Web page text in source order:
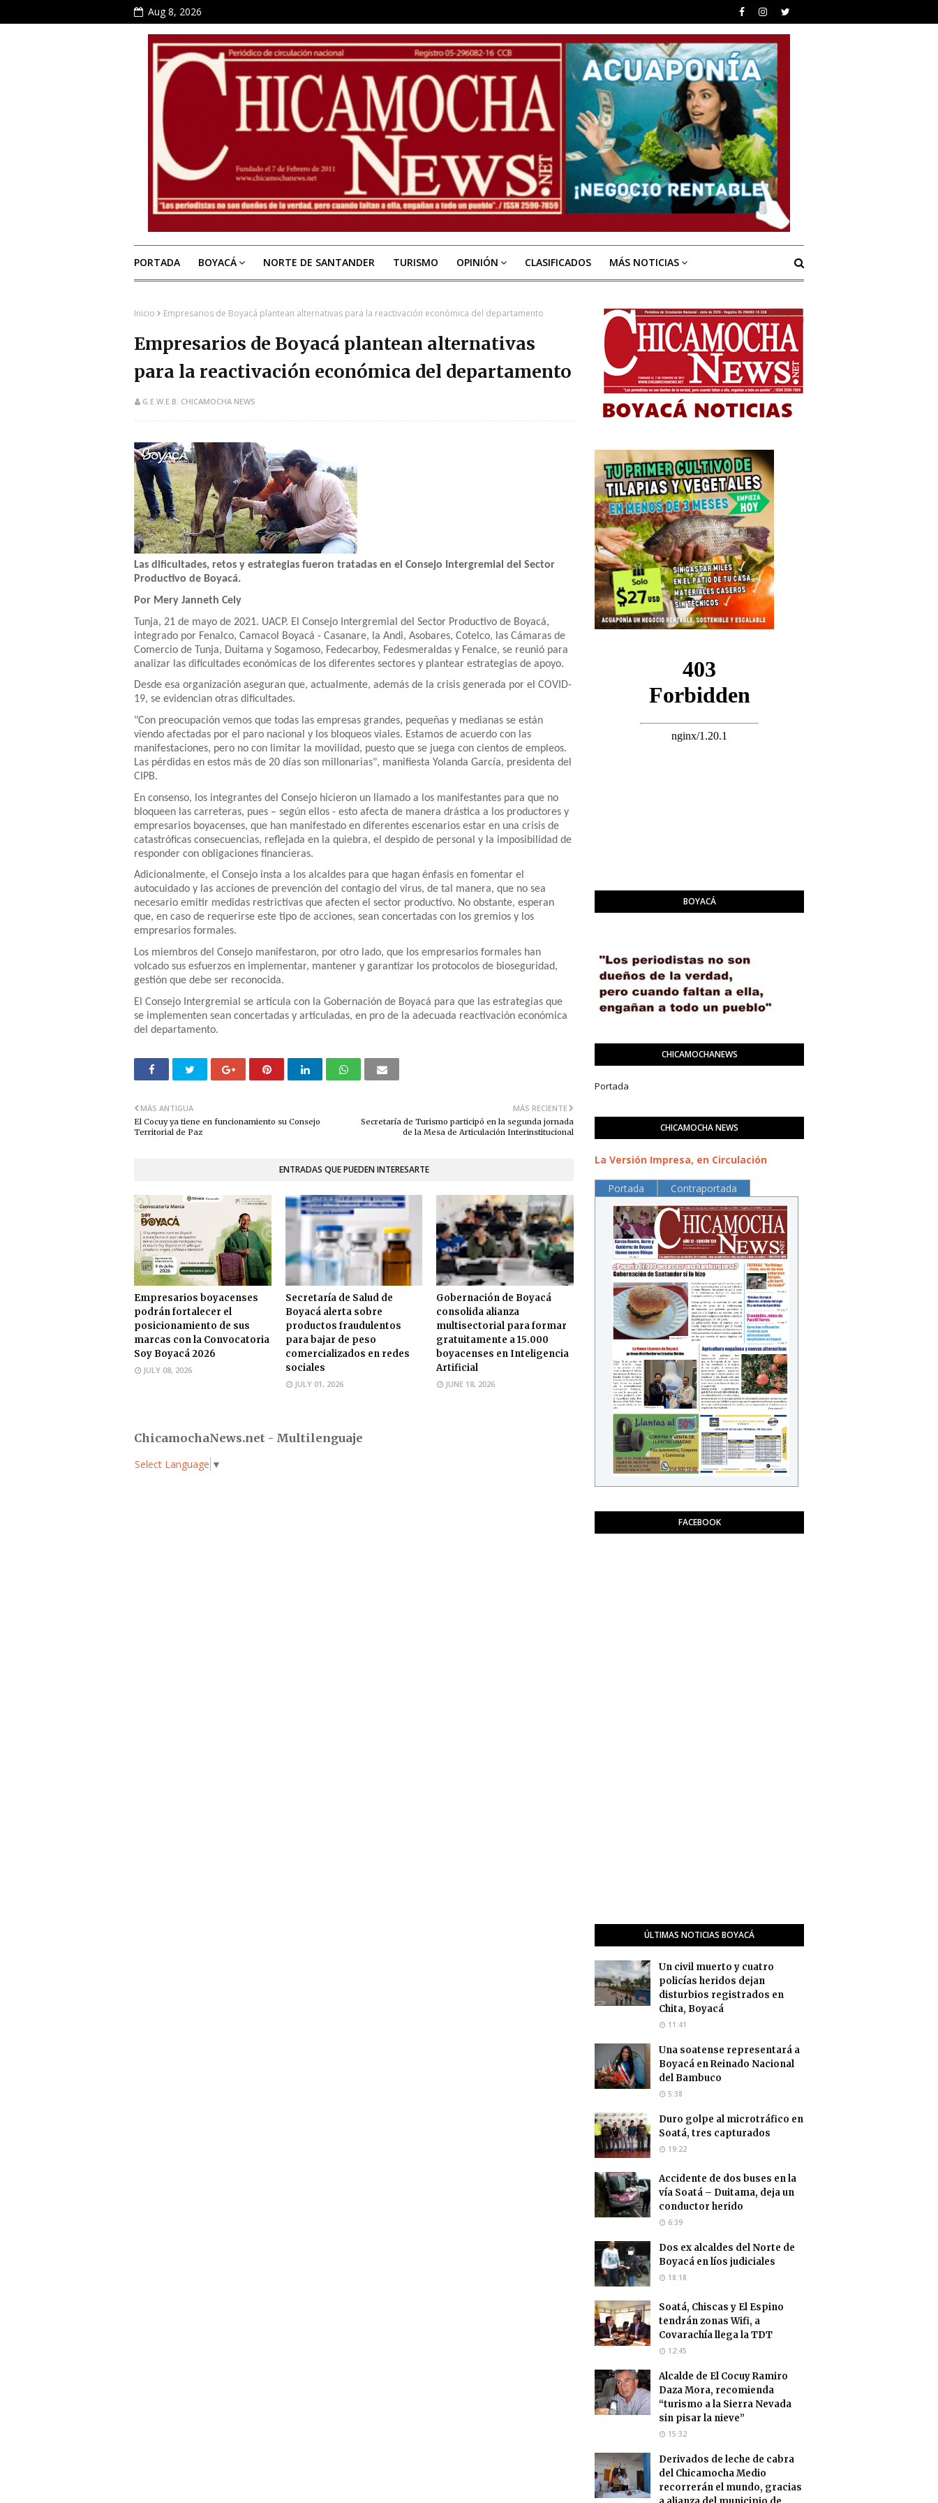
Aug 8, 2026
PORTADA BOYACÁ NORTE DE SANTANDER TURISMO OPINIÓN CLASIFICADOS MÁS NOTICIAS
Inicio Empresarios de Boyacá plantean alternativas para la reactivación económica del departamento
Empresarios de Boyacá plantean alternativas
para la reactivación económica del departamento
G.E.W.E.B. CHICAMOCHA NEWS
Las dificultades, retos y estrategias fueron tratadas en el Consejo Intergremial del Sector
Productivo de Boyacá.
Por Mery Janneth Cely
Tunja, 21 de mayo de 2021. UACP. El Consejo Intergremial del Sector Productivo de Boyacá,
integrado por Fenalco, Camacol Boyacá - Casanare, la Andi, Asobares, Cotelco, las Cámaras de
Comercio de Tunja, Duitama y Sogamoso, Fedecarboy, Fedesmeraldas y Fenalce, se reunió para
analizar las dificultades económicas de los diferentes sectores y plantear estrategias de apoyo.
Desde esa organización aseguran que, actualmente, además de la crisis generada por el COVID-
19, se evidencian otras dificultades.
"Con preocupación vemos que todas las empresas grandes, pequeñas y medianas se están
viendo afectadas por el paro nacional y los bloqueos viales. Estamos de acuerdo con las
manifestaciones, pero no con limitar la movilidad, puesto que se juega con cientos de empleos.
Las pérdidas en estos más de 20 días son millonarias", manifiesta Yolanda García, presidenta del
CIPB.
En consenso, los integrantes del Consejo hicieron un llamado a los manifestantes para que no
bloqueen las carreteras, pues – según ellos - esto afecta de manera drástica a los productores y
empresarios boyacenses, que han manifestado en diferentes escenarios estar en una crisis de
catastróficas consecuencias, reflejada en la quiebra, el despido de personal y la imposibilidad de
responder con obligaciones financieras.
Adicionalmente, el Consejo insta a los alcaldes para que hagan énfasis en fomentar el
autocuidado y las acciones de prevención del contagio del virus, de tal manera, que no sea
necesario emitir medidas restrictivas que afecten el sector productivo. No obstante, esperan
que, en caso de requerirse este tipo de acciones, sean concertadas con los gremios y los
empresarios formales.
Los miembros del Consejo manifestaron, por otro lado, que los empresarios formales han
volcado sus esfuerzos en implementar, mantener y garantizar los protocolos de bioseguridad,
gestión que debe ser reconocida.
El Consejo Intergremial se articula con la Gobernación de Boyacá para que las estrategias que
se implementen sean concertadas y articuladas, en pro de la adecuada reactivación económica
del departamento.
MÁS RECIENTE
Secretaría de Turismo participó en la segunda jornada
de la Mesa de Articulación Interinstitucional
MÁS ANTIGUA
El Cocuy ya tiene en funcionamiento su Consejo
Territorial de Paz
ENTRADAS QUE PUEDEN INTERESARTE
Empresarios boyacenses
podrán fortalecer el
posicionamiento de sus
marcas con la Convocatoria
Soy Boyacá 2026
JULY 08, 2026
Secretaría de Salud de
Boyacá alerta sobre
productos fraudulentos
para bajar de peso
comercializados en redes
sociales
JULY 01, 2026
Gobernación de Boyacá
consolida alianza
multisectorial para formar
gratuitamente a 15.000
boyacenses en Inteligencia
Artificial
JUNE 18, 2026
ChicamochaNews.net - Multilenguaje
Select Language ▼
BOYACÁ
CHICAMOCHANEWS
Portada
CHICAMOCHA NEWS
La Versión Impresa, en Circulación
Portada Contraportada
FACEBOOK
ÚLTIMAS NOTICIAS BOYACÁ
Un civil muerto y cuatro
policías heridos dejan
disturbios registrados en
Chita, Boyacá
11:41
Una soatense representará a
Boyacá en Reinado Nacional
del Bambuco
5:38
Duro golpe al microtráfico en
Soatá, tres capturados
19:22
Accidente de dos buses en la
vía Soatá – Duitama, deja un
conductor herido
6:39
Dos ex alcaldes del Norte de
Boyacá en líos judiciales
18:18
Soatá, Chiscas y El Espino
tendrán zonas Wifi, a
Covarachía llega la TDT
12:45
Alcalde de El Cocuy Ramiro
Daza Mora, recomienda
“turismo a la Sierra Nevada
sin pisar la nieve”
15:32
Derivados de leche de cabra
del Chicamocha Medio
recorrerán el mundo, gracias